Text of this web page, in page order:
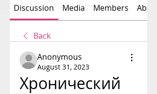
Discussion Media Members About
Back
Anonymous
August 31, 2023
Хронический